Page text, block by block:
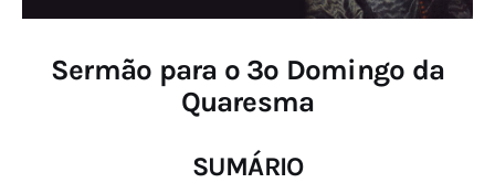
Sermão para o 3º Domingo da
Quaresma
SUMÁRIO